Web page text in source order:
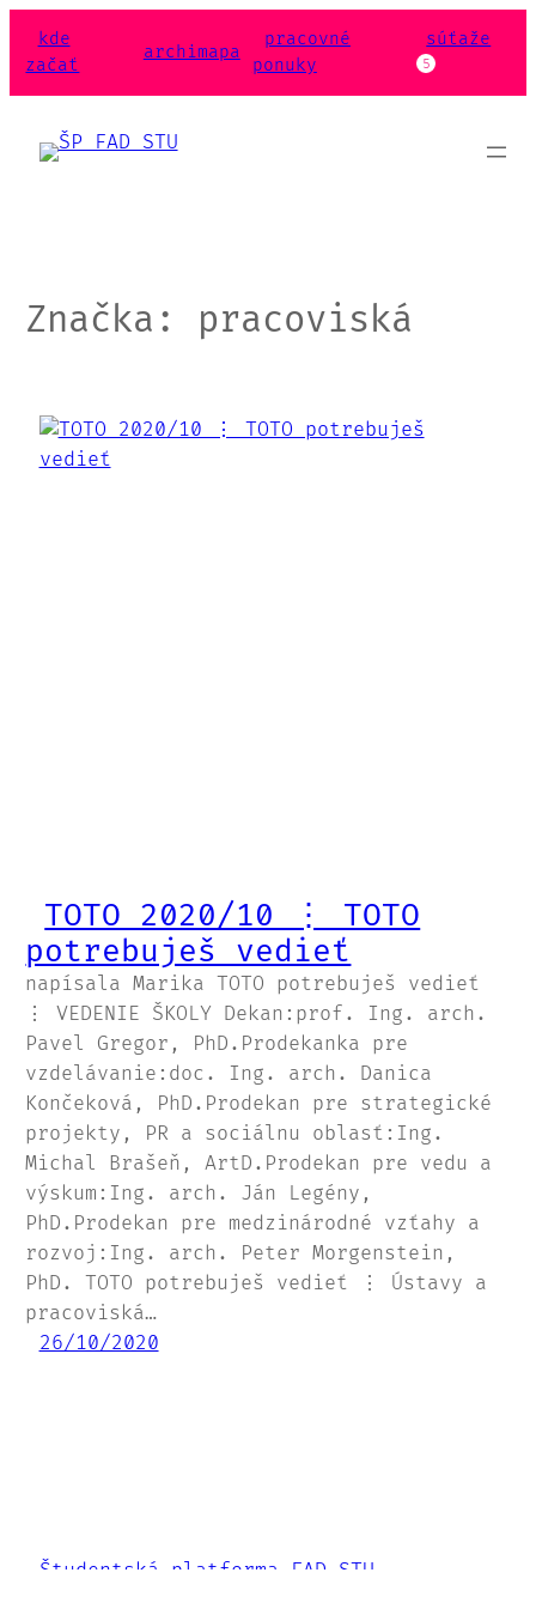
kde
začať
archimapa
pracovné
ponuky
súťaže
5
Značka: pracoviská
TOTO 2020/10 ⋮ TOTO
potrebuješ vedieť
napísala Marika TOTO potrebuješ vedieť
⋮ VEDENIE ŠKOLY Dekan:prof. Ing. arch.
Pavel Gregor, PhD.Prodekanka pre
vzdelávanie:doc. Ing. arch. Danica
Končeková, PhD.Prodekan pre strategické
projekty, PR a sociálnu oblasť:Ing.
Michal Brašeň, ArtD.Prodekan pre vedu a
výskum:Ing. arch. Ján Legény,
PhD.Prodekan pre medzinárodné vzťahy a
rozvoj:Ing. arch. Peter Morgenstein,
PhD. TOTO potrebuješ vedieť ⋮ Ústavy a
pracoviská…
26/10/2020
Študentská platforma FAD STU